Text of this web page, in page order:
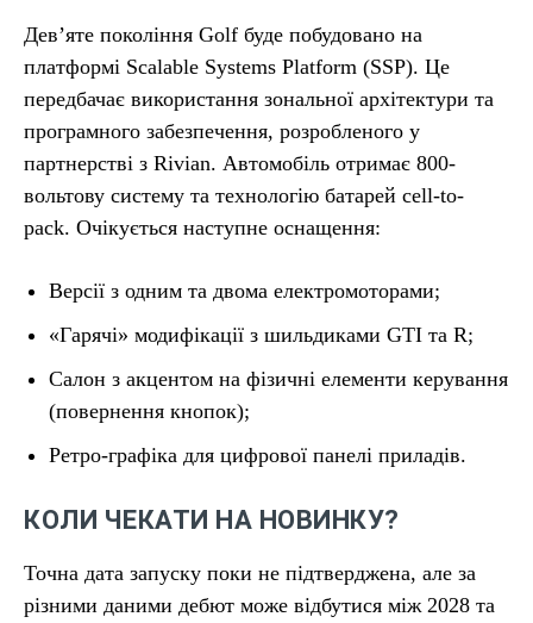
Дев’яте покоління Golf буде побудовано на
платформі Scalable Systems Platform (SSP). Це
передбачає використання зональної архітектури та
програмного забезпечення, розробленого у
партнерстві з Rivian. Автомобіль отримає 800-
вольтову систему та технологію батарей cell-to-
pack. Очікується наступне оснащення:
Версії з одним та двома електромоторами;
«Гарячі» модифікації з шильдиками GTI та R;
Салон з акцентом на фізичні елементи керування
(повернення кнопок);
Ретро-графіка для цифрової панелі приладів.
КОЛИ ЧЕКАТИ НА НОВИНКУ?
Точна дата запуску поки не підтверджена, але за
різними даними дебют може відбутися між 2028 та